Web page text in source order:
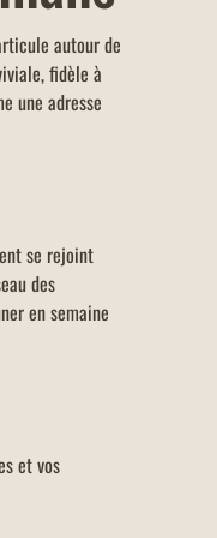
de
dans la
autour de
fidèle à
une adresse
se rejoint
des
en semaine
et vos